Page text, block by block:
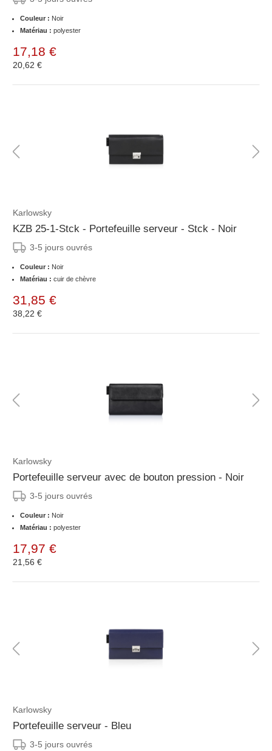
Couleur : Noir
Matériau : polyester
17,18 €
20,62 €
Karlowsky
KZB 25-1-Stck - Portefeuille serveur - Stck - Noir
3-5 jours ouvrés
Couleur : Noir
Matériau : cuir de chèvre
31,85 €
38,22 €
Karlowsky
Portefeuille serveur avec de bouton pression - Noir
3-5 jours ouvrés
Couleur : Noir
Matériau : polyester
17,97 €
21,56 €
Karlowsky
Portefeuille serveur - Bleu
3-5 jours ouvrés